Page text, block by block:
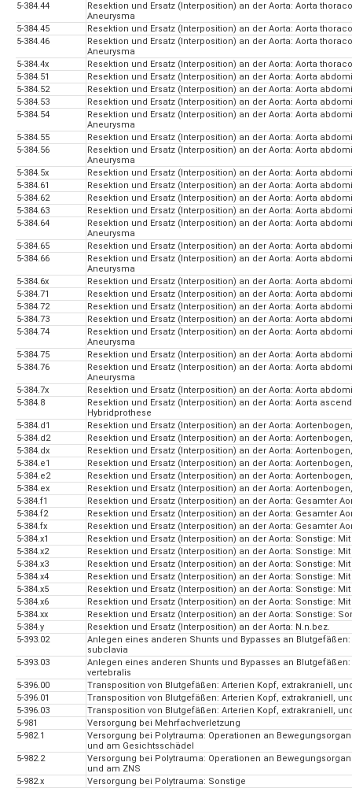
5-384.44
Resektion und Ersatz (Interposition) an der Aorta: Aorta
Aneurysma
5-384.45
Resektion und Ersatz (Interposition) an der Aorta: Aorta
5-384.46
Resektion und Ersatz (Interposition) an der Aorta: Aorta
Aneurysma
5-384.4x
Resektion und Ersatz (Interposition) an der Aorta: Aorta
5-384.51
Resektion und Ersatz (Interposition) an der Aorta: Aorta
5-384.52
Resektion und Ersatz (Interposition) an der Aorta: Aorta
5-384.53
Resektion und Ersatz (Interposition) an der Aorta: Aorta
5-384.54
Resektion und Ersatz (Interposition) an der Aorta: Aorta
Aneurysma
5-384.55
Resektion und Ersatz (Interposition) an der Aorta: Aorta
5-384.56
Resektion und Ersatz (Interposition) an der Aorta: Aorta
Aneurysma
5-384.5x
Resektion und Ersatz (Interposition) an der Aorta: Aorta
5-384.61
Resektion und Ersatz (Interposition) an der Aorta: Aorta
5-384.62
Resektion und Ersatz (Interposition) an der Aorta: Aorta
5-384.63
Resektion und Ersatz (Interposition) an der Aorta: Aorta
5-384.64
Resektion und Ersatz (Interposition) an der Aorta: Aorta
Aneurysma
5-384.65
Resektion und Ersatz (Interposition) an der Aorta: Aorta
5-384.66
Resektion und Ersatz (Interposition) an der Aorta: Aorta
Aneurysma
5-384.6x
Resektion und Ersatz (Interposition) an der Aorta: Aorta
5-384.71
Resektion und Ersatz (Interposition) an der Aorta: Aorta
5-384.72
Resektion und Ersatz (Interposition) an der Aorta: Aorta
5-384.73
Resektion und Ersatz (Interposition) an der Aorta: Aorta
5-384.74
Resektion und Ersatz (Interposition) an der Aorta: Aorta
Aneurysma
5-384.75
Resektion und Ersatz (Interposition) an der Aorta: Aorta
5-384.76
Resektion und Ersatz (Interposition) an der Aorta: Aorta
Aneurysma
5-384.7x
Resektion und Ersatz (Interposition) an der Aorta: Aorta
5-384.8
Resektion und Ersatz (Interposition) an der Aorta: Aorta
Hybridprothese
5-384.d1
Resektion und Ersatz (Interposition) an der Aorta:
5-384.d2
Resektion und Ersatz (Interposition) an der Aorta:
5-384.dx
Resektion und Ersatz (Interposition) an der Aorta:
5-384.e1
Resektion und Ersatz (Interposition) an der Aorta:
5-384.e2
Resektion und Ersatz (Interposition) an der Aorta:
5-384.ex
Resektion und Ersatz (Interposition) an der Aorta:
5-384.f1
Resektion und Ersatz (Interposition) an der Aorta: Gesamter
5-384.f2
Resektion und Ersatz (Interposition) an der Aorta: Gesamter
5-384.fx
Resektion und Ersatz (Interposition) an der Aorta: Gesamter
5-384.x1
Resektion und Ersatz (Interposition) an der Aorta: Sonstige:
5-384.x2
Resektion und Ersatz (Interposition) an der Aorta: Sonstige:
5-384.x3
Resektion und Ersatz (Interposition) an der Aorta: Sonstige:
5-384.x4
Resektion und Ersatz (Interposition) an der Aorta: Sonstige:
5-384.x5
Resektion und Ersatz (Interposition) an der Aorta: Sonstige:
5-384.x6
Resektion und Ersatz (Interposition) an der Aorta: Sonstige:
5-384.xx
Resektion und Ersatz (Interposition) an der Aorta: Sonstige:
5-384.y
Resektion und Ersatz (Interposition) an der Aorta: N.n.bez.
5-393.02
Anlegen eines anderen Shunts und Bypasses an
subclavia
5-393.03
Anlegen eines anderen Shunts und Bypasses an
vertebralis
5-396.00
Transposition von Blutgefäßen: Arterien Kopf, extrakraniell,
5-396.01
Transposition von Blutgefäßen: Arterien Kopf, extrakraniell,
5-396.03
Transposition von Blutgefäßen: Arterien Kopf, extrakraniell,
5-981
Versorgung bei Mehrfachverletzung
5-982.1
Versorgung bei Polytrauma: Operationen an
und am Gesichtsschädel
5-982.2
Versorgung bei Polytrauma: Operationen an
und am ZNS
5-982.x
Versorgung bei Polytrauma: Sonstige